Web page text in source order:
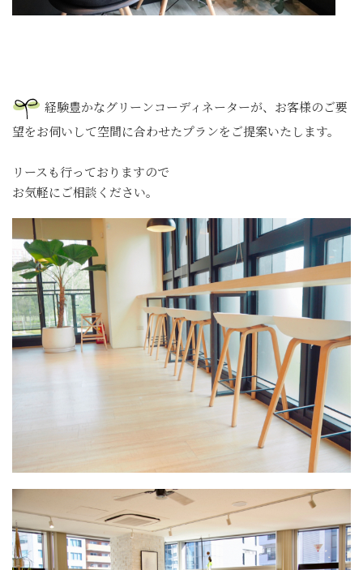
経験豊かなグリーンコーディネーターが、お客様のご要
望をお伺いして空間に合わせたプランをご提案いたします。
リースも行っておりますので
お気軽にご相談ください。